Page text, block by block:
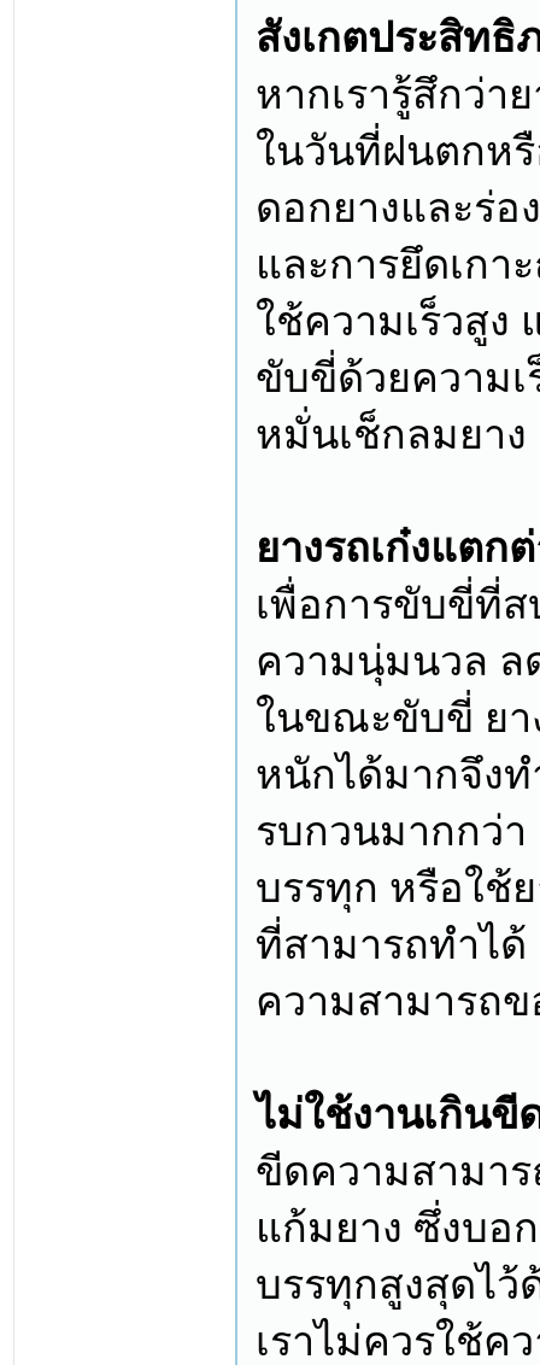
สังเกตประสิทธิ
หากเรารู้สึกว่
ในวันที่ฝนตกห
ดอกยางและร่อ
และการยึดเกา
ใช้ความเร็วสูง
ขับขี่ด้วยความ
หมั่นเช็กลมยาง
ยางรถเก๋งแตก
เพื่อการขับขี่ที่ส
ความนุ่มนวล ล
ในขณะขับขี่ ยา
หนักได้มากจึงท
รบกวนมากกว่า
บรรทุก หรือใช้
ที่สามารถทำได้
ความสามารถข
ไม่ใช้งานเกินขี
ขีดความสามาร
แก้มยาง ซึ่งบอ
บรรทุกสูงสุดไ
เราไม่ควรใช้ค